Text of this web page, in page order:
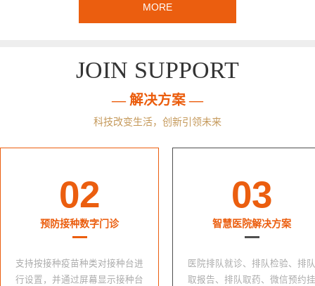
MORE
JOIN SUPPORT
— 解决方案 —
科技改变生活，创新引领未来
02
预防接种数字门诊
支持按接种疫苗种类对接种台进
行设置，并通过屏幕显示接种台
03
智慧医院解决方案
医院排队就诊、排队检验、排队
取报告、排队取药、微信预约挂